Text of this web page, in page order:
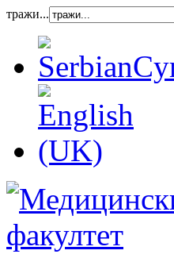
тражи...